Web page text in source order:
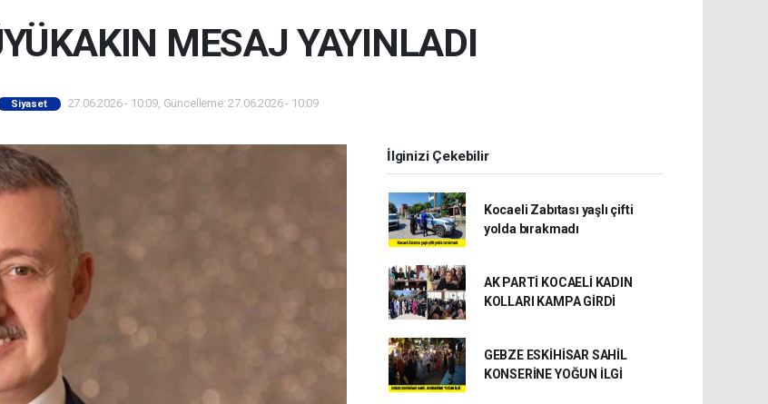
MESAJ YAYINLADI
Siyaset 27.06.2026 - 10:09, Güncelleme: 27.06.2026 - 10:09
İlginizi Çekebilir
Kocaeli Zabıtası yaşlı çifti
yolda bırakmadı
AK PARTİ KOCAELİ KADIN
KOLLARI KAMPA GİRDİ
GEBZE ESKİHİSAR SAHİL
KONSERİNE YOĞUN İLGİ